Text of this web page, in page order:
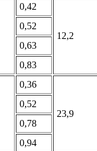
0,42
12,2
0,52
0,63
0,83
0,36
23,9
0,52
0,78
0,94